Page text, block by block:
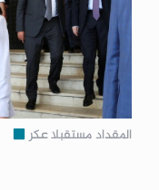
المقداد مستقبلا عكر